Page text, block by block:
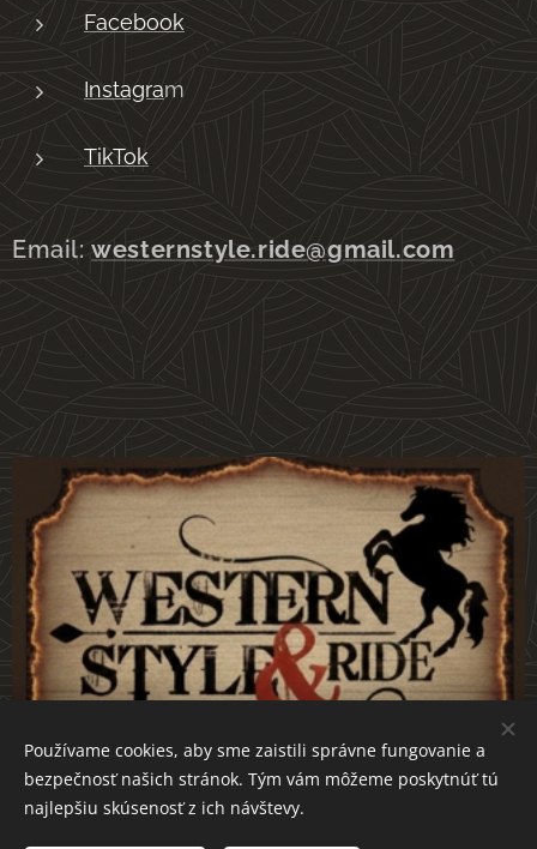
Facebook
Instagram
TikTok
Email:westernstyle.ride@gmail.com
Používame cookies, aby sme zaistili správne fungovanie a
bezpečnosť našich stránok. Tým vám môžeme poskytnúť tú
najlepšiu skúsenosť z ich návštevy.